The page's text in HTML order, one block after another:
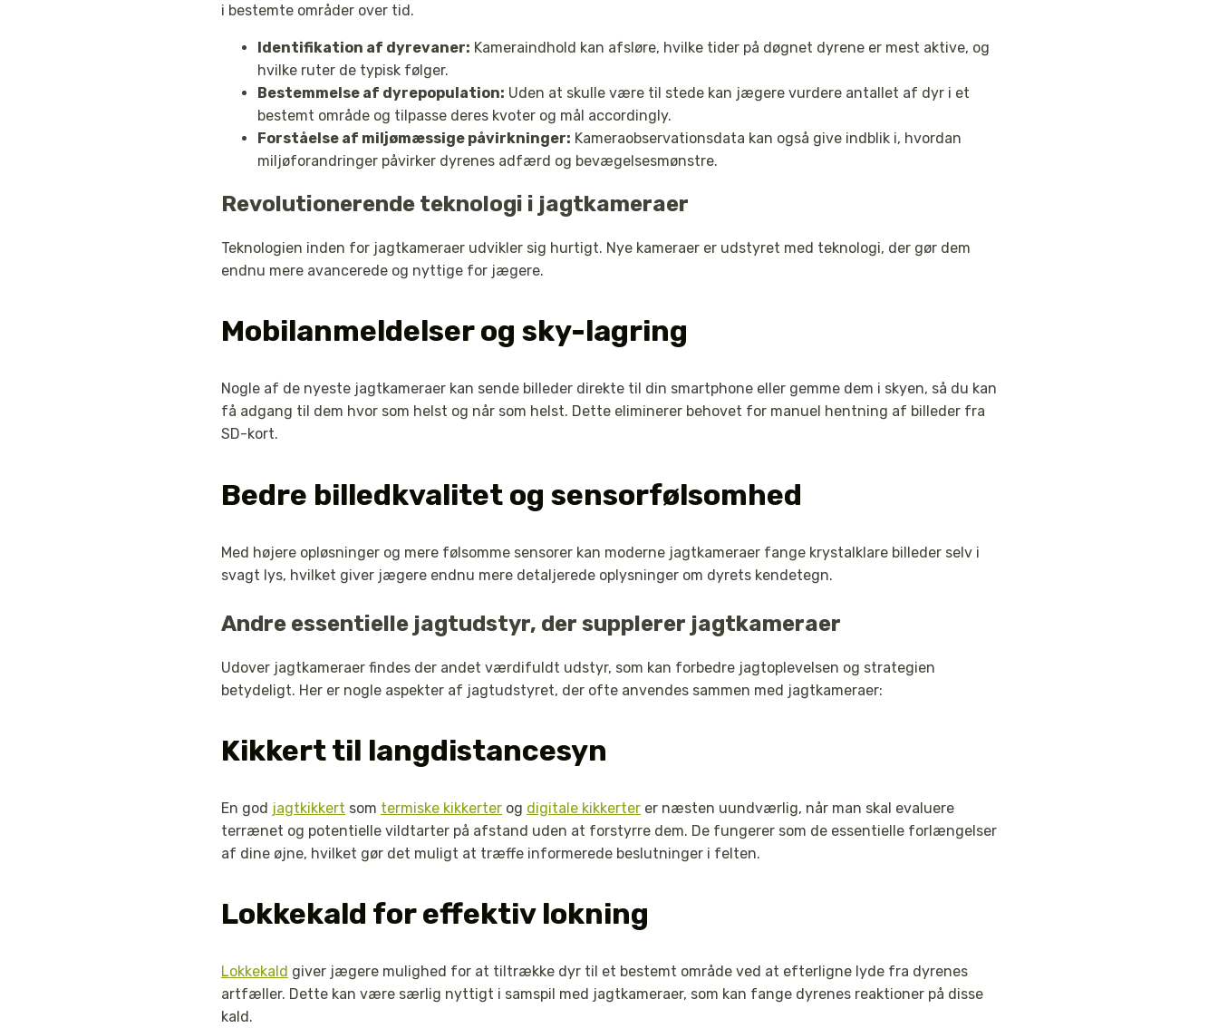
i bestemte områder over tid.
Identifikation af dyrevaner: Kameraindhold kan afsløre, hvilke tider på døgnet dyrene er mest aktive, og
hvilke ruter de typisk følger.
Bestemmelse af dyrepopulation: Uden at skulle være til stede kan jægere vurdere antallet af dyr i et
bestemt område og tilpasse deres kvoter og mål accordingly.
Forståelse af miljømæssige påvirkninger: Kameraobservationsdata kan også give indblik i, hvordan
miljøforandringer påvirker dyrenes adfærd og bevægelsesmønstre.
Revolutionerende teknologi i jagtkameraer
Teknologien inden for jagtkameraer udvikler sig hurtigt. Nye kameraer er udstyret med teknologi, der gør dem
endnu mere avancerede og nyttige for jægere.
Mobilanmeldelser og sky-lagring
Nogle af de nyeste jagtkameraer kan sende billeder direkte til din smartphone eller gemme dem i skyen, så du kan
få adgang til dem hvor som helst og når som helst. Dette eliminerer behovet for manuel hentning af billeder fra
SD-kort.
Bedre billedkvalitet og sensorfølsomhed
Med højere opløsninger og mere følsomme sensorer kan moderne jagtkameraer fange krystalklare billeder selv i
svagt lys, hvilket giver jægere endnu mere detaljerede oplysninger om dyrets kendetegn.
Andre essentielle jagtudstyr, der supplerer jagtkameraer
Udover jagtkameraer findes der andet værdifuldt udstyr, som kan forbedre jagtoplevelsen og strategien
betydeligt. Her er nogle aspekter af jagtudstyret, der ofte anvendes sammen med jagtkameraer:
Kikkert til langdistancesyn
En god jagtkikkert som termiske kikkerter og digitale kikkerter er næsten uundværlig, når man skal evaluere
terrænet og potentielle vildtarter på afstand uden at forstyrre dem. De fungerer som de essentielle forlængelser
af dine øjne, hvilket gør det muligt at træffe informerede beslutninger i felten.
Lokkekald for effektiv lokning
Lokkekald giver jægere mulighed for at tiltrække dyr til et bestemt område ved at efterligne lyde fra dyrenes
artfæller. Dette kan være særlig nyttigt i samspil med jagtkameraer, som kan fange dyrenes reaktioner på disse
kald.